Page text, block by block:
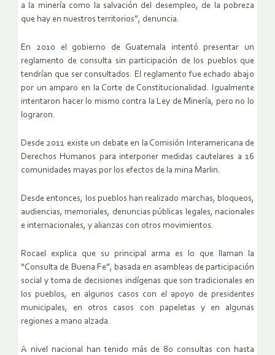
a la minería como la salvación del desempleo, de la pobreza
que hay en nuestros territorios”, denuncia.
En 2010 el gobierno de Guatemala intentó presentar un
reglamento de consulta sin participación de los pueblos que
tendrían que ser consultados. El reglamento fue echado abajo
por un amparo en la Corte de Constitucionalidad. Igualmente
intentaron hacer lo mismo contra la Ley de Minería, pero no lo
lograron.
Desde 2011 existe un debate en la Comisión Interamericana de
Derechos Humanos para interponer medidas cautelares a 16
comunidades mayas por los efectos de la mina Marlin.
Desde entonces, los pueblos han realizado marchas, bloqueos,
audiencias, memoriales, denuncias públicas legales, nacionales
e internacionales, y alianzas con otros movimientos.
Rocael explica que su principal arma es lo que llaman la
“Consulta de Buena Fe”, basada en asambleas de participación
social y toma de decisiones indígenas que son tradicionales en
los pueblos, en algunos casos con el apoyo de presidentes
municipales, en otros casos con papeletas y en algunas
regiones a mano alzada.
A nivel nacional han tenido más de 80 consultas con hasta